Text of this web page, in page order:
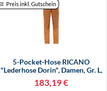
Preis inkl. Gutschein
5-Pocket-Hose RICANO
"Lederhose Dorin", Damen, Gr. L,
Länge 34, Cognac, Obermaterial:
100% Lammnappaleder LANA.,
183,19 €